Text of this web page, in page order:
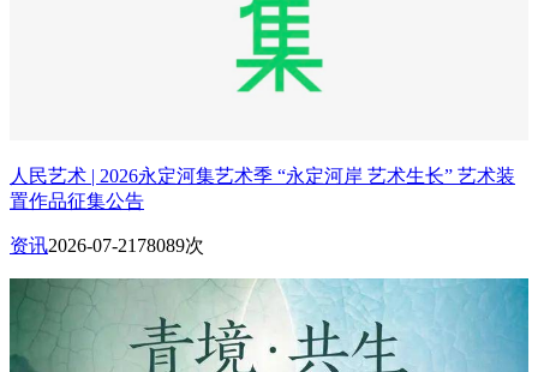
人民艺术 | 2026永定河集艺术季 “永定河岸 艺术生长” 艺术装
置作品征集公告
资讯2026-07-21 78089次